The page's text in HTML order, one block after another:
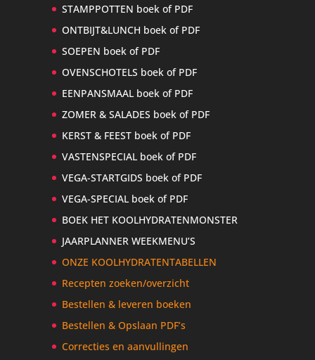
STAMPPOTTEN boek of PDF
ONTBIJT&LUNCH boek of PDF
SOEPEN boek of PDF
OVENSCHOTELS boek of PDF
EENPANSMAAL boek of PDF
ZOMER & SALADES boek of PDF
KERST & FEEST boek of PDF
VASTENSPECIAL boek of PDF
VEGA-STARTGIDS boek of PDF
VEGA-SPECIAL boek of PDF
BOEK HET KOOLHYDRATENMONSTER
JAARPLANNER WEEKMENU’S
ONZE KOOLHYDRATENTABELLEN
Recepten zoeken/overzicht
Bestellen & leveren boeken
Bestellen & Opslaan PDF’s
Correcties en aanvullingen